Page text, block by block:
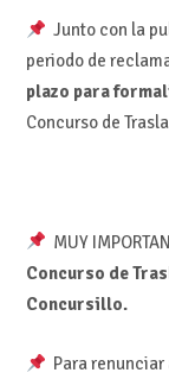
Junto con la
periodo de
plazo para
Concurso de
MUY
Concurso de
Concursillo.
Para